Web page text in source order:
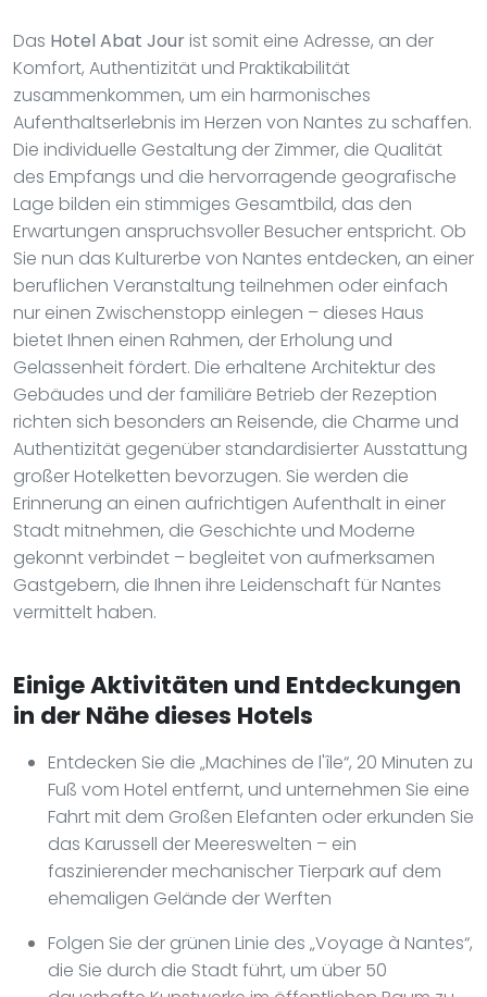
Das Hotel Abat Jour ist somit eine Adresse, an der
Komfort, Authentizität und Praktikabilität
zusammenkommen, um ein harmonisches
Aufenthaltserlebnis im Herzen von Nantes zu schaffen.
Die individuelle Gestaltung der Zimmer, die Qualität
des Empfangs und die hervorragende geografische
Lage bilden ein stimmiges Gesamtbild, das den
Erwartungen anspruchsvoller Besucher entspricht. Ob
Sie nun das Kulturerbe von Nantes entdecken, an einer
beruflichen Veranstaltung teilnehmen oder einfach
nur einen Zwischenstopp einlegen – dieses Haus
bietet Ihnen einen Rahmen, der Erholung und
Gelassenheit fördert. Die erhaltene Architektur des
Gebäudes und der familiäre Betrieb der Rezeption
richten sich besonders an Reisende, die Charme und
Authentizität gegenüber standardisierter Ausstattung
großer Hotelketten bevorzugen. Sie werden die
Erinnerung an einen aufrichtigen Aufenthalt in einer
Stadt mitnehmen, die Geschichte und Moderne
gekonnt verbindet – begleitet von aufmerksamen
Gastgebern, die Ihnen ihre Leidenschaft für Nantes
vermittelt haben.
Einige Aktivitäten und Entdeckungen
in der Nähe dieses Hotels
Entdecken Sie die „Machines de l'île“, 20 Minuten zu
Fuß vom Hotel entfernt, und unternehmen Sie eine
Fahrt mit dem Großen Elefanten oder erkunden Sie
das Karussell der Meereswelten – ein
faszinierender mechanischer Tierpark auf dem
ehemaligen Gelände der Werften
Folgen Sie der grünen Linie des „Voyage à Nantes“,
die Sie durch die Stadt führt, um über 50